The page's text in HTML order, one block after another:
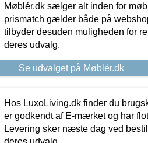
Møblér.dk sælger alt inden for
prismatch gælder både på
tilbyder desuden muligheden for
deres udvalg.
Se udvalget på Møblér.dk
Hos LuxoLiving.dk finder du
er godkendt af E-mærket og har
Levering sker næste dag ved